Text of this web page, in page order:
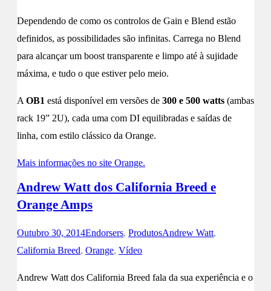
Dependendo de como os controlos de Gain e Blend estão
definidos, as possibilidades são infinitas. Carrega no Blend
para alcançar um boost transparente e limpo até à sujidade
máxima, e tudo o que estiver pelo meio.
A OB1 está disponível em versões de 300 e 500 watts (ambas
rack 19” 2U), cada uma com DI equilibradas e saídas de
linha, com estilo clássico da Orange.
Mais informações no site Orange.
Andrew Watt dos California Breed e
Orange Amps
Outubro 30, 2014Endorsers, ProdutosAndrew Watt,
California Breed, Orange, Vídeo
Andrew Watt dos California Breed fala da sua experiência e o